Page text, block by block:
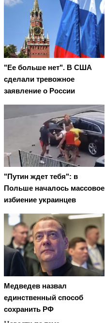
"Ее больше нет". В США
сделали тревожное
заявление о России
"Путин ждет тебя": в
Польше началось массовое
избиение украинцев
Медведев назвал
единственный способ
сохранить РФ